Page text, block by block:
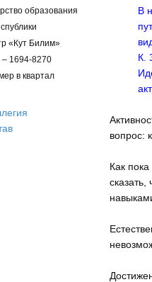
В
К.
вопрос:
Как
образования
«Кут Билим»
– 1694-8270
в квартал